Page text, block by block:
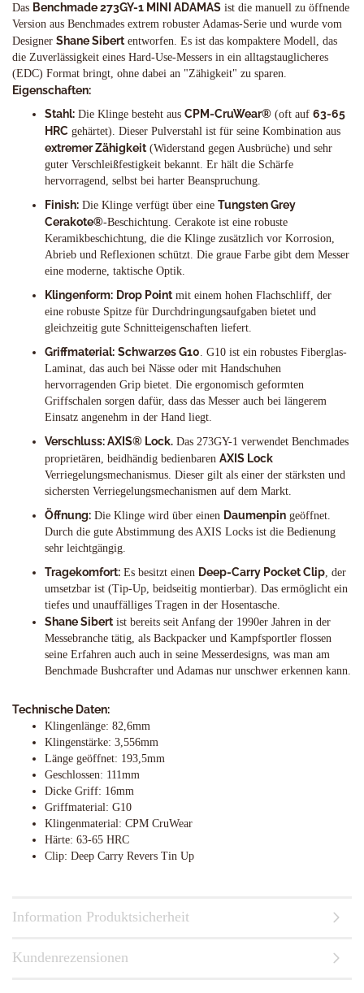
Das Benchmade 273GY-1 MINI ADAMAS ist die manuell zu öffnende
Version aus Benchmades extrem robuster Adamas-Serie und wurde vom
Designer Shane Sibertentworfen. Es ist das kompaktere Modell, das
die Zuverlässigkeit eines Hard-Use-Messers in ein alltagstauglicheres
(EDC) Format bringt, ohne dabei an "Zähigkeit" zu sparen.
Eigenschaften:
Stahl: Die Klinge besteht aus CPM-CruWear® (oft auf 63-65
HRC gehärtet). Dieser Pulverstahl ist für seine Kombination aus
extremer Zähigkeit(Widerstand gegen Ausbrüche) und sehr
guter Verschleißfestigkeit bekannt. Er hält die Schärfe
hervorragend, selbst bei harter Beanspruchung.
Finish: Die Klinge verfügt über eine Tungsten Grey
Cerakote®-Beschichtung. Cerakote ist eine robuste
Keramikbeschichtung, die die Klinge zusätzlich vor Korrosion,
Abrieb und Reflexionen schützt. Die graue Farbe gibt dem Messer
eine moderne, taktische Optik.
Klingenform: Drop Pointmit einem hohen Flachschliff, der
eine robuste Spitze für Durchdringungsaufgaben bietet und
gleichzeitig gute Schnitteigenschaften liefert.
Griffmaterial: Schwarzes G10. G10 ist ein robustes Fiberglas-
Laminat, das auch bei Nässe oder mit Handschuhen
hervorragenden Grip bietet. Die ergonomisch geformten
Griffschalen sorgen dafür, dass das Messer auch bei längerem
Einsatz angenehm in der Hand liegt.
Verschluss: AXIS® Lock. Das 273GY-1 verwendet Benchmades
proprietären, beidhändig bedienbaren AXIS Lock
Verriegelungsmechanismus. Dieser gilt als einer der stärksten und
sichersten Verriegelungsmechanismen auf dem Markt.
Öffnung: Die Klinge wird über einen Daumenpin geöffnet.
Durch die gute Abstimmung des AXIS Locks ist die Bedienung
sehr leichtgängig.
Tragekomfort: Es besitzt einen Deep-Carry Pocket Clip, der
umsetzbar ist (Tip-Up, beidseitig montierbar). Das ermöglicht ein
tiefes und unauffälliges Tragen in der Hosentasche.
Shane Sibertist bereits seit Anfang der 1990er Jahren in der
Messebranche tätig, als Backpacker und Kampfsportler flossen
seine Erfahren auch auch in seine Messerdesigns, was man am
Benchmade Bushcrafter und Adamas nur unschwer erkennen kann.
Technische Daten:
Klingenlänge: 82,6mm
Klingenstärke: 3,556mm
Länge geöffnet: 193,5mm
Geschlossen: 111mm
Dicke Griff: 16mm
Griffmaterial: G10
Klingenmaterial: CPM CruWear
Härte: 63-65 HRC
Clip: Deep Carry Revers Tin Up
Information Produktsicherheit
Kundenrezensionen